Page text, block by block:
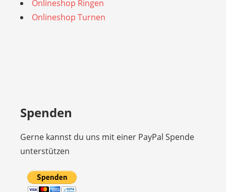
Onlineshop Ringen
Onlineshop Turnen
Spenden
Gerne kannst du uns mit einer PayPal Spende
unterstützen